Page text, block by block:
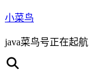
小菜鸟
java菜鸟号正在起航